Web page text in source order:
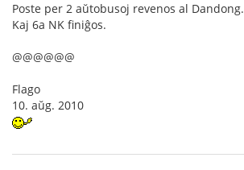
Poste per 2 aŭtobusoj revenos al Dandong.
Kaj 6a NK finiĝos.
@@@@@@
Flago
10. aŭg. 2010